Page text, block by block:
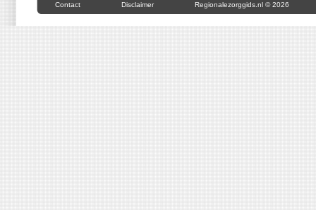
Contact Disclaimer Regionalezorggids.nl © 2026